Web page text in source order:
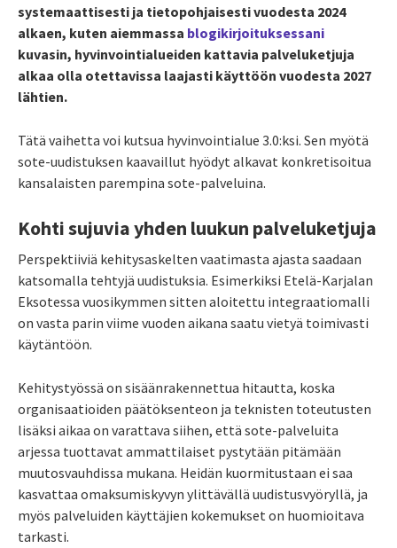
systemaattisesti ja tietopohjaisesti vuodesta 2024
alkaen, kuten aiemmassa blogikirjoituksessani
kuvasin, hyvinvointialueiden kattavia palveluketjuja
alkaa olla otettavissa laajasti käyttöön vuodesta 2027
lähtien.
Tätä vaihetta voi kutsua hyvinvointialue 3.0:ksi. Sen myötä
sote-uudistuksen kaavaillut hyödyt alkavat konkretisoitua
kansalaisten parempina sote-palveluina.
Kohti sujuvia yhden luukun palveluketjuja
Perspektiiviä kehitysaskelten vaatimasta ajasta saadaan
katsomalla tehtyjä uudistuksia. Esimerkiksi Etelä-Karjalan
Eksotessa vuosikymmen sitten aloitettu integraatiomalli
on vasta parin viime vuoden aikana saatu vietyä toimivasti
käytäntöön.
Kehitystyössä on sisäänrakennettua hitautta, koska
organisaatioiden päätöksenteon ja teknisten toteutusten
lisäksi aikaa on varattava siihen, että sote-palveluita
arjessa tuottavat ammattilaiset pystytään pitämään
muutosvauhdissa mukana. Heidän kuormitustaan ei saa
kasvattaa omaksumiskyvyn ylittävällä uudistusvyöryllä, ja
myös palveluiden käyttäjien kokemukset on huomioitava
tarkasti.